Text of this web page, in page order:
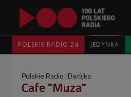
POLSKIE RADIO 24 JEDYNKA
Polskie Radio Dwójka
Cafe "Muza"